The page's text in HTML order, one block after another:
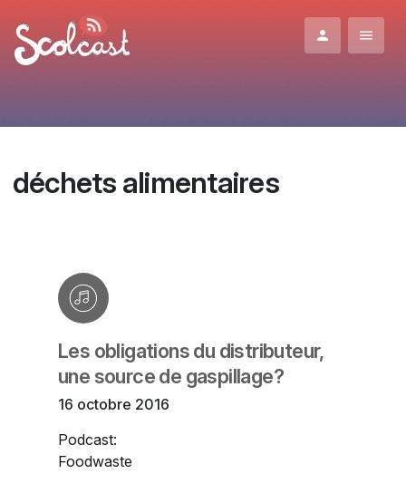
déchets alimentaires
Les obligations du distributeur,
une source de gaspillage?
16 octobre 2016
Podcast:
Foodwaste